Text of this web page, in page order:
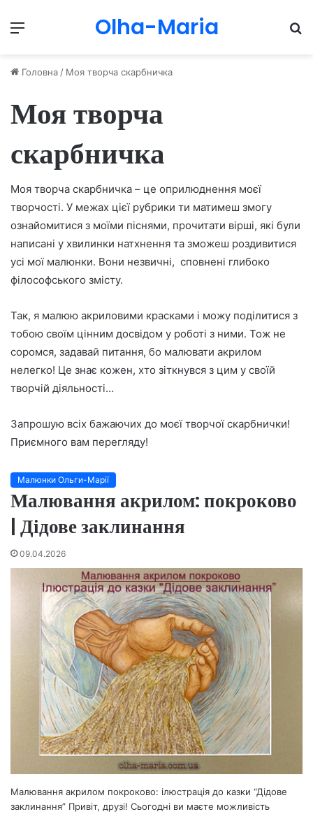
Menu Olha-Maria
Головна / Моя творча скарбничка
Моя творча
скарбничка
Моя творча скарбничка – це оприлюднення моєї
творчості. У межах цієї рубрики ти матимеш змогу
ознайомитися з моїми піснями, прочитати вірші, які були
написані у хвилинки натхнення та зможеш роздивитися
усі мої малюнки. Вони незвичні, сповнені глибоко
філософського змісту.
Так, я малюю акриловими красками і можу поділитися з
тобою своїм цінним досвідом у роботі з ними. Тож не
соромся, задавай питання, бо малювати акрилом
нелегко! Це знає кожен, хто зіткнувся з цим у своїй
творчій діяльності…
Запрошую всіх бажаючих до моєї творчої скарбнички!
Приємного вам перегляду!
Малюнки Ольги-Марії
Малювання акрилом: покроково
| Дідове заклинання
09.04.2026
Малювання акрилом покроково: ілюстрація до казки “Дідове
заклинання” Привіт, друзі! Сьогодні ви маєте можливість